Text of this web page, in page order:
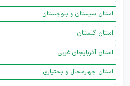
استان سیستان و بلوچستان
استان گلستان
استان آذربایجان غربی
استان چهارمحال و بختیاری